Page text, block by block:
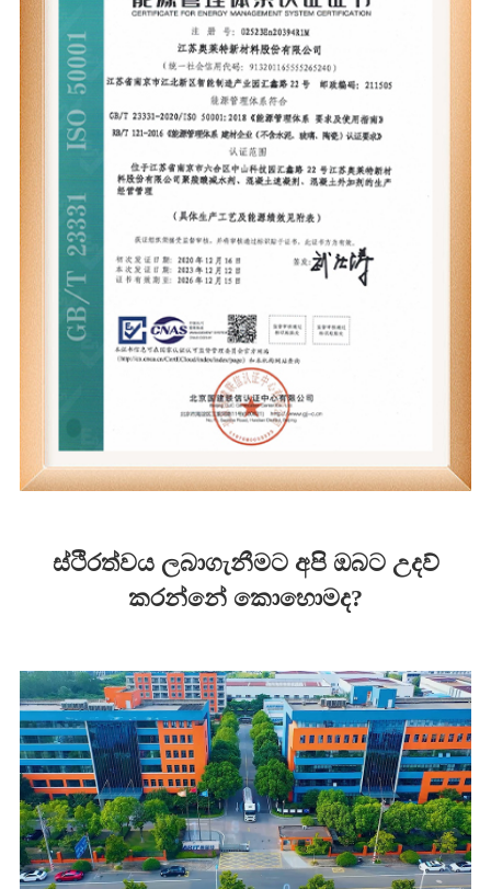
ස්ථිරත්වය ලබාගැනීමට අපි ඔබට උදව්
කරන්නේ කොහොමද?